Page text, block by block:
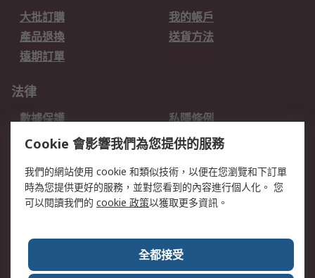
大批訂購
我的帳戶
產品退換
送貨方法
遠期訂單
法律
數據保護
私隱條例
網站條款
郵件安全
關於RS
全球辦事處
加入我們
關於RS
Cookie 會影響我們為您提供的服務
我們的網站使用 cookie 和類似技術，以便在您瀏覽和下訂單
時為您提供更好的服務，並對您看到的內容進行個人化。 您
可以閱讀我們的 cookie 政策以獲取更多資訊。
全都接受